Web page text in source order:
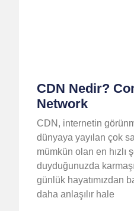
CDN Nedir?
Network
CDN, internetin
dünyaya yayılan çok
mümkün olan en hızlı
duyduğunuzda
günlük hayatımızdan
daha anlaşılır hale